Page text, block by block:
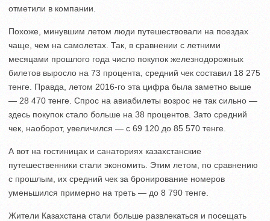
отметили в компании.
Похоже, минувшим летом люди путешествовали на поездах
чаще, чем на самолетах. Так, в сравнении с летними
месяцами прошлого года число покупок железнодорожных
билетов выросло на 73 процента, средний чек составил 18 275
тенге. Правда, летом 2016-го эта цифра была заметно выше
— 28 470 тенге. Спрос на авиабилеты возрос не так сильно —
здесь покупок стало больше на 38 процентов. Зато средний
чек, наоборот, увеличился — с 69 120 до 85 570 тенге.
А вот на гостиницах и санаториях казахстанские
путешественники стали экономить. Этим летом, по сравнению
с прошлым, их средний чек за бронирование номеров
уменьшился примерно на треть — до 8 790 тенге.
Жители Казахстана стали больше развлекаться и посещать